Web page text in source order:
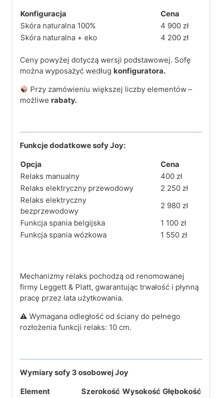
Konfiguracja
Cena
Skóra naturalna 100%
4 900 zł
Skóra naturalna + eko
4 200 zł
Ceny powyżej dotyczą wersji podstawowej. Sofę
można wyposażyć według konfiguratora.
Przy zamówieniu większej liczby elementów –
możliwe rabaty.
Funkcje dodatkowe sofy Joy:
Opcja
Cena
Relaks manualny
400 zł
Relaks elektryczny przewodowy
2 250 zł
Relaks elektryczny
bezprzewodowy
2 980 zł
Funkcja spania belgijska
1 100 zł
Funkcja spania wózkowa
1 550 zł
Mechanizmy relaks pochodzą od renomowanej
firmy Leggett & Platt, gwarantując trwałość i płynną
pracę przez lata użytkowania.
⚠️ Wymagana odległość od ściany do pełnego
rozłożenia funkcji relaks: 10 cm.
Wymiary sofy 3 osobowej Joy
Element
Szerokość Wysokość Głębokość